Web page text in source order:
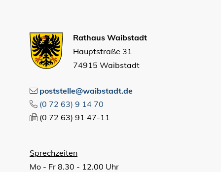
Rathaus Waibstadt
Hauptstraße 31
74915 Waibstadt
poststelle@waibstadt.de
(0 72 63) 9 14 70
(0 72 63) 91 47-11
Sprechzeiten
Mo - Fr 8.30 - 12.00 Uhr